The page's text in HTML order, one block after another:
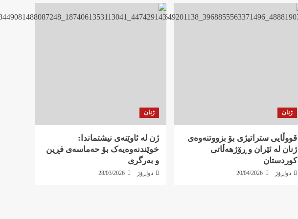
ژنان
قووڵایی ستراتیژی بۆ بزووتنەوەی
ژنان لە ئێران و ڕۆژهەڵاتی
کوردستان
دواڕۆژ 20/04/2026
ژنان
ژن لە ئاوێنەی نیشتماندا:
خوێندنەوەیەک بۆ حەماسەی فڕین
و بەرگری
دواڕۆژ 28/03/2026